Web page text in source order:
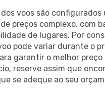
dos voos são configurados
preços complexo, com
de lugares. Por
pode variar durante o
garantir o melhor preço
reserve assim que
se adeque ao seu